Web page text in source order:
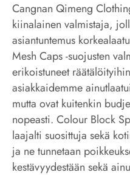
Cangnan Qimeng
kiinalainen valmistaja,
asiantuntemus
Mesh Caps -suojusten
erikoistuneet
asiakkaidemme
mutta ovat kuitenkin
nopeasti. Colour Block
laajalti suosittuja sekä
ja ne tunnetaan
kestävyydestään sekä